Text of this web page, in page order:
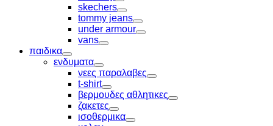
Toggle
skechers
Toggle
tommy jeans
Toggle
under armour
Toggle
vans
Toggle
παιδικα
Toggle
ενδυματα
Toggle
νεες παραλαβες
Toggle
t-shirt
Toggle
βερμουδες αθλητικες
Toggle
ζακετες
Toggle
ισοθερμικα
Toggle